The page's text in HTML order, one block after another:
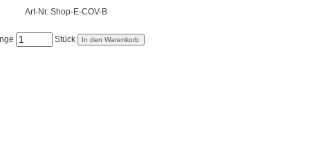
Art-Nr. Shop-E-COV-B
Stück